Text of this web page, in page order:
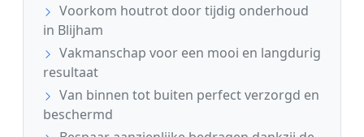
Voorkom houtrot door tijdig onderhoud
in Blijham
Vakmanschap voor een mooi en langdurig
resultaat
Van binnen tot buiten perfect verzorgd en
beschermd